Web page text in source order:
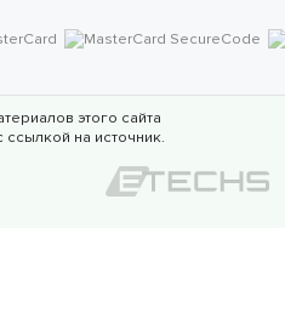
этого сайта
на источник.